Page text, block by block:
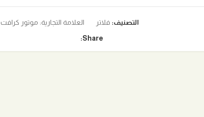
التصنيف: فلاتر العلامة التجارية: موتور كرافت
Share: